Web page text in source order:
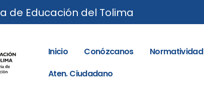
de Educación del Tolima
Inicio Conózcanos Normatividad
Aten. Ciudadano